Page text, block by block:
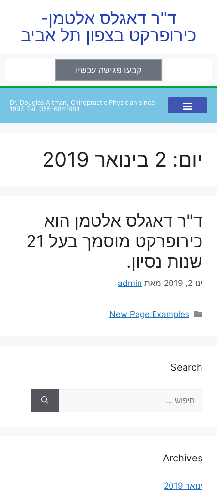
ד"ר דאגלס אלטמן-
כירופרקט בצפון תל אביב
קבעו פגישה עכשיו
Dr. Douglas Altman, Chiropractic Physician since
1997. Tel. 055-6841884
יום: 2 בינואר 2019
ד"ר דאגלס אלטמן הוא
כירופרקט מוסמך בעל 21
שנות נסיון.
ינו 2, 2019 מאת admin
New Page Examples
Search
Archives
ינואר 2019